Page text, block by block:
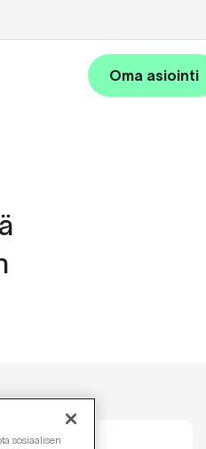
Oma asiointi
sosiaalisen